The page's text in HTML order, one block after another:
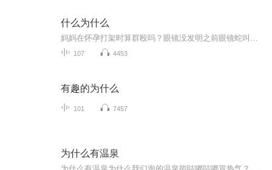
什么为什么
107 4453
有趣的为什么
101 7457
为什么有温泉